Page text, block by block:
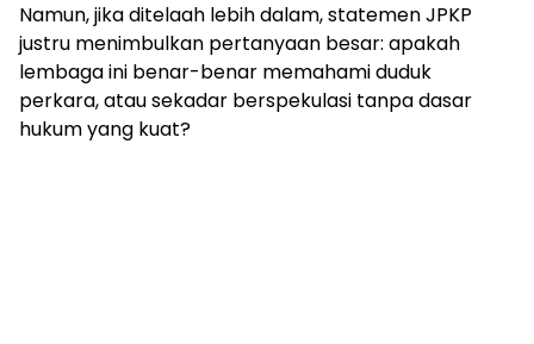
Namun, jika ditelaah lebih dalam, statemen JPKP
justru menimbulkan pertanyaan besar: apakah
lembaga ini benar-benar memahami duduk
perkara, atau sekadar berspekulasi tanpa dasar
hukum yang kuat?